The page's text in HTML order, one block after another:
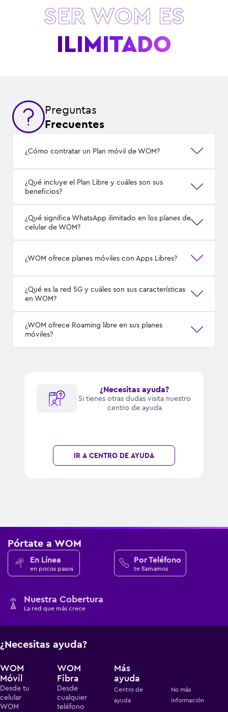
SER WOM ES
VELOCIDAD
Preguntas
Frecuentes
¿Cómo contratar un Plan móvil de WOM?
¿Qué incluye el Plan Libre y cuáles son sus
beneficios?
¿Qué significa WhatsApp ilimitado en los planes de
celular de WOM?
¿WOM ofrece planes móviles con Apps Libres?
¿Qué es la red 5G y cuáles son sus características
en WOM?
¿WOM ofrece Roaming libre en sus planes
móviles?
¿Necesitas ayuda?
Si tienes otras dudas visita nuestro
centro de ayuda
IR A CENTRO DE AYUDA
Pórtate a WOM
En Línea
en pocos pasos
Por Teléfono
te llamamos
Nuestra Cobertura
La red que más crece
¿Necesitas ayuda?
WOM
Móvil
Desde tu
celular
WOM
WOM
Fibra
Desde
cualquier
teléfono
Más
ayuda
Centro de
ayuda
No más
información